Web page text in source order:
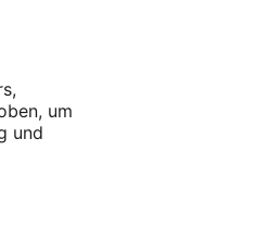
um
und